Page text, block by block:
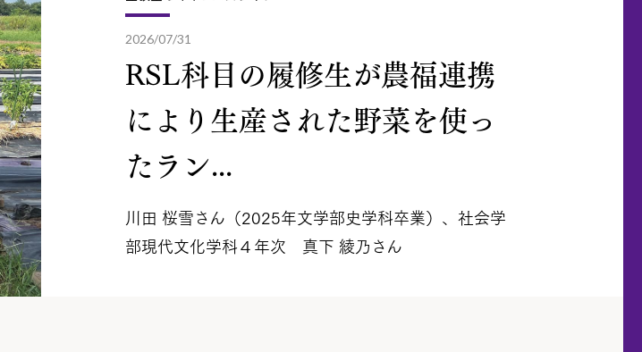
2026/07/31
RSL科目の履修生が農福連携
により生産された野菜を使っ
たラン...
川田 桜雪さん（2025年文学部史学科卒業）、社会学
部現代文化学科４年次 真下 綾乃さん